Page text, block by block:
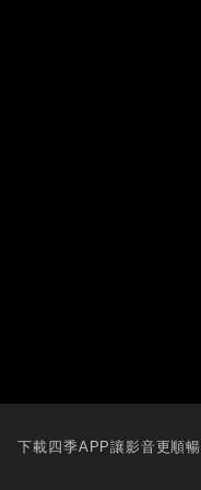
下載四季APP讓影音更順暢